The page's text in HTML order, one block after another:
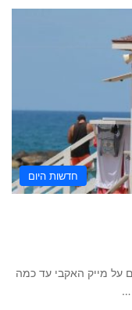
חדשות היום
על מייק האקבי עד כמה